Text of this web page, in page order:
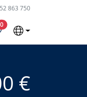
863 750
0Ausgewählte Objekte
€